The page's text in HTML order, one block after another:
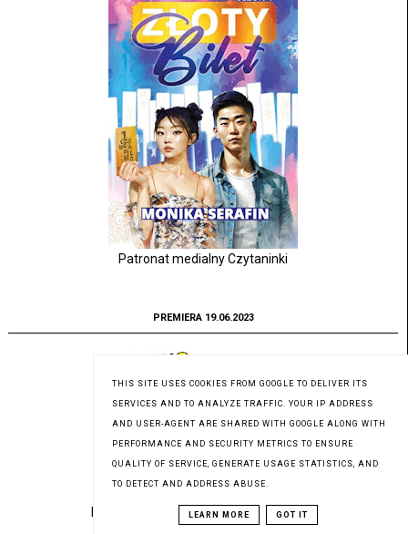
Patronat medialny Czytaninki
PREMIERA 19.06.2023
Pod patronatem medialnym Czytaninki
THIS SITE USES COOKIES FROM GOOGLE TO DELIVER ITS
SERVICES AND TO ANALYZE TRAFFIC. YOUR IP ADDRESS
AND USER-AGENT ARE SHARED WITH GOOGLE ALONG WITH
PERFORMANCE AND SECURITY METRICS TO ENSURE
QUALITY OF SERVICE, GENERATE USAGE STATISTICS, AND
TO DETECT AND ADDRESS ABUSE.
LEARN MORE GOT IT